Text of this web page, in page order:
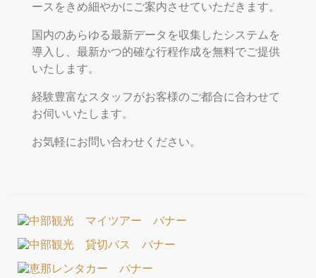
ースをきめ細やかにご案内させていただきます。
国内のあらゆる最新データを収集したシステムを
導入し、最新かつ的確な行程作成を無料でご提供
いたします。
経験豊富なスタッフがお客様のご都合に合わせて
お伺いいたします。
お気軽にお問い合わせください。